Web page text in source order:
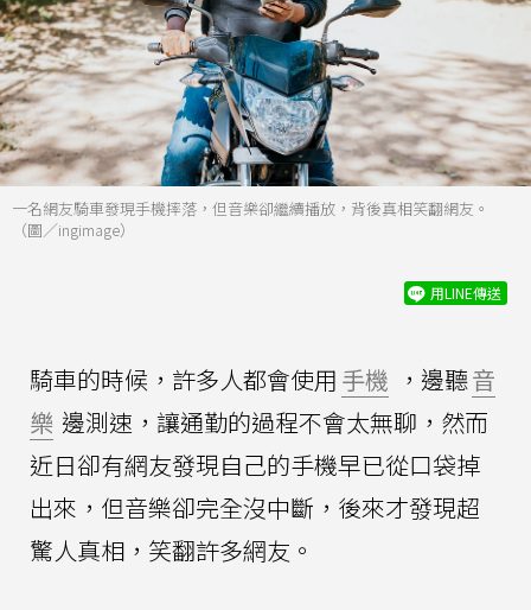
一名網友騎車發現手機摔落，但音樂卻繼續播放，背後真相笑翻網友。
（圖／ingimage）
用LINE傳送
騎車的時候，許多人都會使用 手機 ，邊聽音
樂 邊測速，讓通勤的過程不會太無聊，然而
近日卻有網友發現自己的手機早已從口袋掉
出來，但音樂卻完全沒中斷，後來才發現超
驚人真相，笑翻許多網友。